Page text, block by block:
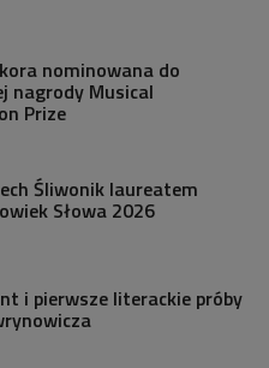
nominowana do
nagrody Musical
Prize
Śliwonik laureatem
Słowa 2026
i pierwsze literackie próby